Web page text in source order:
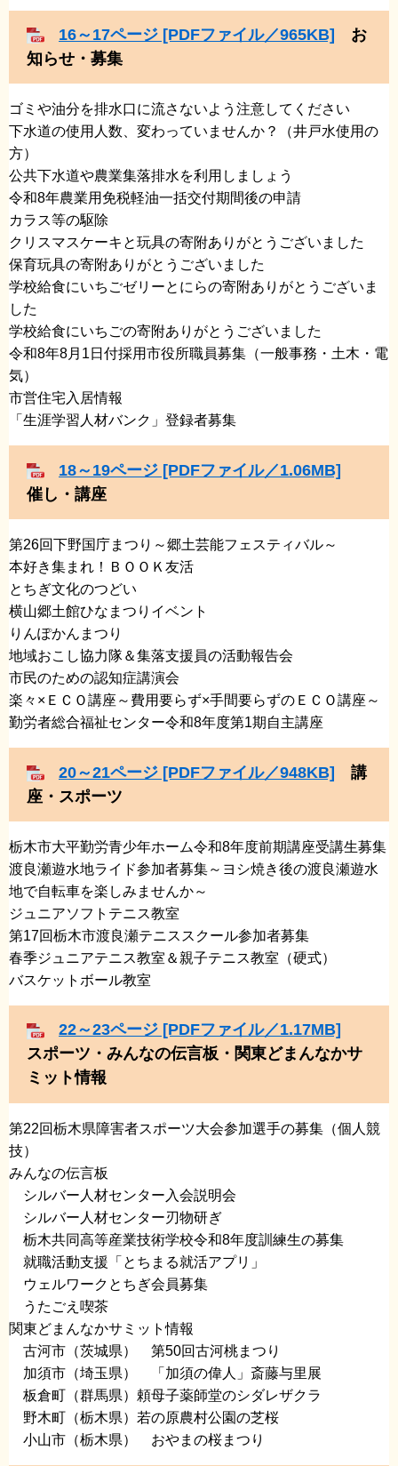
16～17ページ [PDFファイル／965KB]
お
知らせ・募集
ゴミや油分を排水口に流さないよう注意してください
​下水道の使用人数、変わっていませんか？（井戸水使用の
方）
​公共下水道や農業集落排水を利用しましょう
​令和8年農業用免税軽油一括交付期間後の申請
​カラス等の駆除
​クリスマスケーキと玩具の寄附ありがとうございました
​保育玩具の寄附ありがとうございました
​学校給食にいちごゼリーとにらの寄附ありがとうございま
した
​学校給食にいちごの寄附ありがとうございました
​令和8年8月1日付採用市役所職員募集（一般事務・土木・電
気）
​市営住宅入居情報
​「生涯学習人材バンク」登録者募集
18～19ページ [PDFファイル／1.06MB]
催し・講座
第26回下野国庁まつり～郷土芸能フェスティバル～
​本好き集まれ！ＢＯＯＫ友活
​とちぎ文化のつどい
横山郷土館ひなまつりイベント
​りんぽかんまつり
​地域おこし協力隊＆集落支援員の活動報告会
​市民のための認知症講演会
​楽々×ＥＣＯ講座～費用要らず×手間要らずのＥＣＯ講座～
​勤労者総合福祉センター令和8年度第1期自主講座
20～21ページ [PDFファイル／948KB] 講
座・スポーツ
栃木市大平勤労青少年ホーム令和8年度前期講座受講生募集
​渡良瀬遊水地ライド参加者募集～ヨシ焼き後の渡良瀬遊水
地で自転車を楽しみませんか～
​ジュニアソフトテニス教室
​第17回栃木市渡良瀬テニススクール参加者募集
​春季ジュニアテニス教室＆親子テニス教室（硬式）
​バスケットボール教室
22～23ページ [PDFファイル／1.17MB]
スポーツ・みんなの伝言板・関東どまんなかサ
ミット情報
第22回栃木県障害者スポーツ大会参加選手の募集（個人競
技）​
​みんなの伝言板
​シルバー人材センター入会説明会
​ シルバー人材センター刃物研ぎ
​ 栃木共同高等産業技術学校令和8年度訓練生の募集
​ 就職活動支援「とちまる就活アプリ」
​ ウェルワークとちぎ会員募集
​ うたごえ喫茶
関東どまんなかサミット情報
​ 古河市（茨城県） 第50回古河桃まつり
加須市（埼玉県） 「加須の偉人」斎藤与里展
​ 板倉町（群馬県）頼母子薬師堂のシダレザクラ
​ 野木町（栃木県）若の原農村公園の芝桜
​ 小山市（栃木県） おやまの桜まつり